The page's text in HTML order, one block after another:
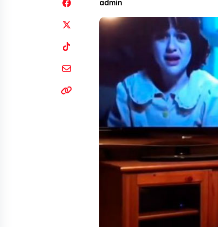
admin